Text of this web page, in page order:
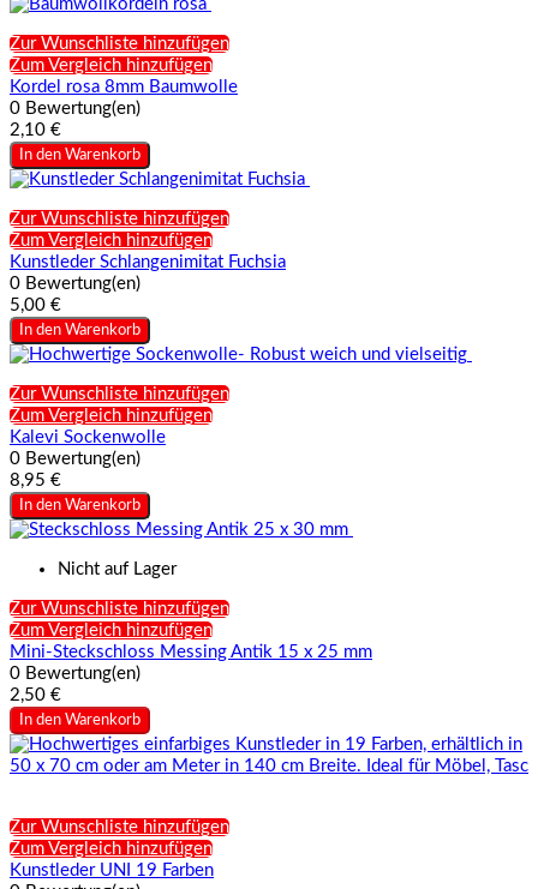
Zur Wunschliste hinzufügen
Zum Vergleich hinzufügen
Kordel rosa 8mm Baumwolle
0 Bewertung(en)
2,10 €
In den Warenkorb
Zur Wunschliste hinzufügen
Zum Vergleich hinzufügen
Kunstleder Schlangenimitat Fuchsia
0 Bewertung(en)
5,00 €
In den Warenkorb
Zur Wunschliste hinzufügen
Zum Vergleich hinzufügen
Kalevi Sockenwolle
0 Bewertung(en)
8,95 €
In den Warenkorb
Nicht auf Lager
Zur Wunschliste hinzufügen
Zum Vergleich hinzufügen
Mini-Steckschloss Messing Antik 15 x 25 mm
0 Bewertung(en)
2,50 €
In den Warenkorb
Zur Wunschliste hinzufügen
Zum Vergleich hinzufügen
Kunstleder UNI 19 Farben